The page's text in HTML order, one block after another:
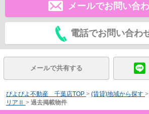
メールでお問い合
電話でお問い合わ
メールで共有する
ぴよぴよ不動産 千葉店TOP > (賃貸)地域から探す >
リアⅡ > 過去掲載物件